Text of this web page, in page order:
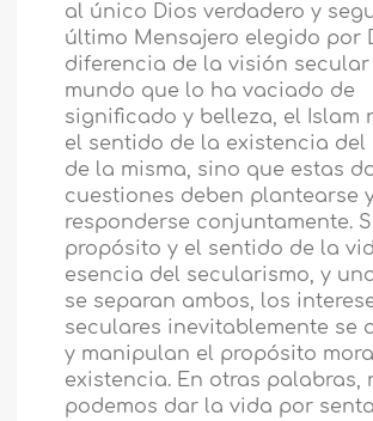
al único Dios verdadero y
último Mensajero elegido por
diferencia de la visión secular
mundo que lo ha vaciado de
significado y belleza, el Islam
el sentido de la existencia del
de la misma, sino que estas
cuestiones deben plantearse
responderse conjuntamente.
propósito y el sentido de la
esencia del secularismo, y
se separan ambos, los
seculares inevitablemente se
y manipulan el propósito
existencia. En otras palabras,
podemos dar la vida por